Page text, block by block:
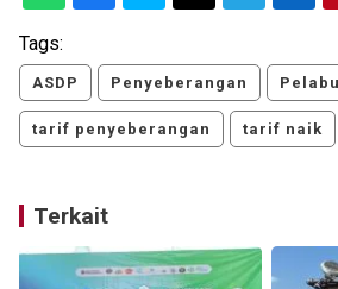
Tags:
ASDP Penyeberangan
tarif penyeberangan tarif naik
Terkait